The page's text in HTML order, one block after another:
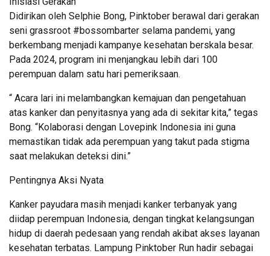
Didirikan oleh Selphie Bong, Pinktober berawal dari gerakan
seni grassroot #bossombarter selama pandemi, yang
berkembang menjadi kampanye kesehatan berskala besar.
Pada 2024, program ini menjangkau lebih dari 100
perempuan dalam satu hari pemeriksaan.
“ Acara lari ini melambangkan kemajuan dan pengetahuan
atas kanker dan penyitasnya yang ada di sekitar kita,” tegas
Bong. “Kolaborasi dengan Lovepink Indonesia ini guna
memastikan tidak ada perempuan yang takut pada stigma
saat melakukan deteksi dini.”
Pentingnya Aksi Nyata
Kanker payudara masih menjadi kanker terbanyak yang
diidap perempuan Indonesia, dengan tingkat kelangsungan
hidup di daerah pedesaan yang rendah akibat akses layanan
kesehatan terbatas. Lampung Pinktober Run hadir sebagai